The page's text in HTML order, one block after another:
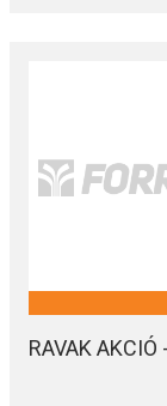
RAVAK AKCIÓ